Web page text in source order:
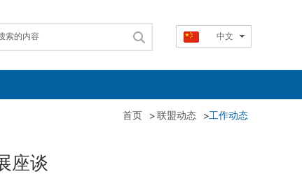
中文
首页 联盟动态 工作动态
座谈